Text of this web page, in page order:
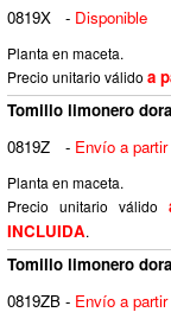
0819X
- Disponible
Planta en maceta.
Precio unitario válido a
Tomillo limonero
0819Z
- Envío a
Planta en maceta.
Precio unitario válido
INCLUIDA.
Tomillo limonero
0819ZB - Envío a